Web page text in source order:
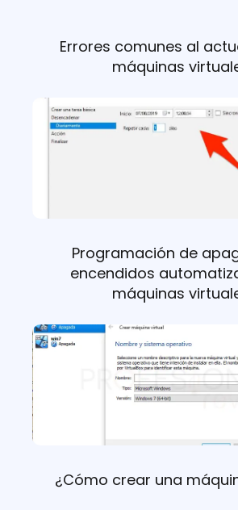
Errores comunes al
máquinas
Programación de
encendidos
máquinas
¿Cómo crear una